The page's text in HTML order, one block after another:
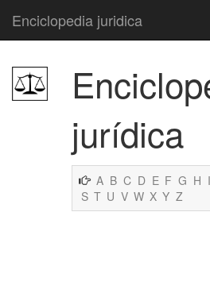
Enciclopedia juridica
jurídica
A B C D E F G H I
S T U V W X Y Z